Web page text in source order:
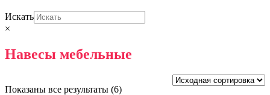
Искать
×
Навесы мебельные
Показаны все результаты (6)